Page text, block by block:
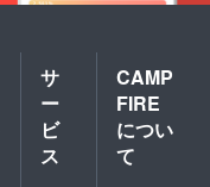
サ
ー
ビ
ス
CAMP
FIRE
につい
て